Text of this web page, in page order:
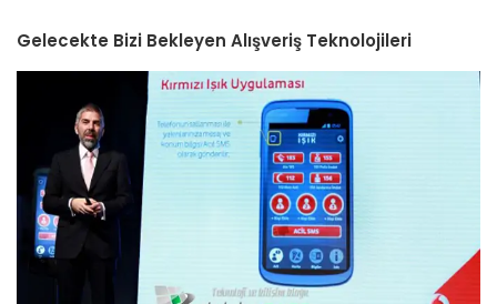
Gelecekte Bizi Bekleyen Alışveriş Teknolojileri